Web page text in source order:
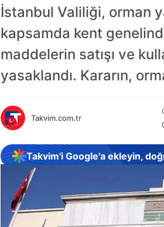
İstanbul Valiliği, orman
kapsamda kent
maddelerin satışı ve
yasaklandı. Kararın,
Takvim.com.tr
Takvim'i Google'a ekleyin,